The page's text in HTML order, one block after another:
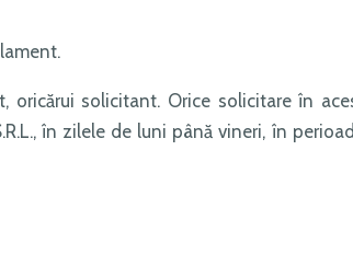
oricărui solicitant. Orice solicitare în
în zilele de luni până vineri, în